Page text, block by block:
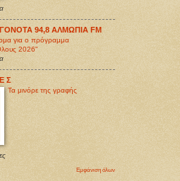
94,8 ΑΛΜΩΠΙΑ FM
για ο πρόγραμμα
2026"
Σ
Τα μινόρε της γραφής
Εμφάνιση όλων